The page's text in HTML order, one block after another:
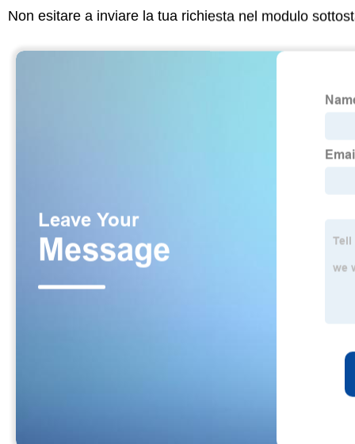
Non esitare a inviare la tua richiesta nel modulo